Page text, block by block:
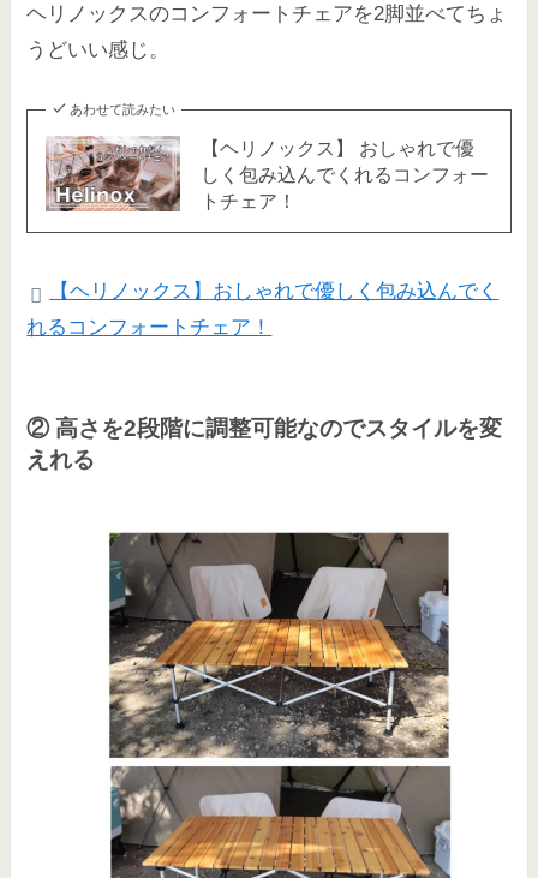
ヘリノックスのコンフォートチェアを2脚並べてちょ
うどいい感じ。
あわせて読みたい
【ヘリノックス】 おしゃれで優
しく包み込んでくれるコンフォー
トチェア！
【ヘリノックス】おしゃれで優しく包み込んでく
れるコンフォートチェア！
② 高さを2段階に調整可能なのでスタイルを変
えれる